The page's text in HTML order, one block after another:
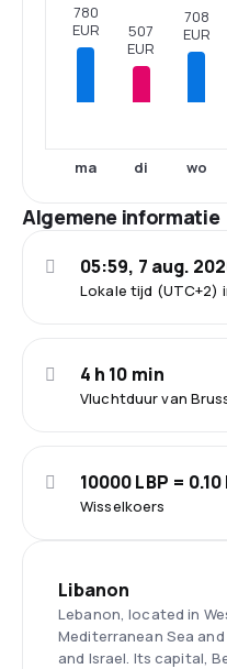
780
EUR
ma
507
EUR
di
708
EUR
wo
Algemene informatie
Lokale tijd (UTC+2)
05:59, 7 aug.
Vluchtduur van
4 h 10 min
Wisselkoers
10000 LBP = 0.10
Libanon
Lebanon, located in
Mediterranean Sea
and Israel. Its capital,